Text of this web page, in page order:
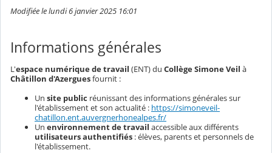
Modifiée le lundi 6 janvier 2025 16:01
Informations générales
L'espace numérique de travail (ENT) du Collège Simone Veil à
Châtillon d'Azerguesfournit :
Un site public réunissant des informations générales sur
l'établissement et son actualité : https://simoneveil-
chatillon.ent.auvergnerhonealpes.fr/
Un environnement de travail accessible aux différents
utilisateurs authentifiés : élèves, parents et personnels de
l'établissement.